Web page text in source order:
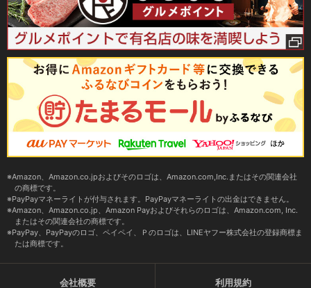
Amazon、Amazon.co.jpおよびそのロゴは、Amazon.com,Inc.またはその関連会社
の商標です。
PayPayマネーライトが付与されます。PayPayマネーライトの出金はできません。
Amazon、Amazon.co.jp、Amazon Payおよびそれらのロゴは、Amazon.com, Inc.
またはその関連会社の商標です。
PayPay、PayPayのロゴ、ペイペイ、Ｐのロゴは、LINEヤフー株式会社の登録商標ま
たは商標です。
会社概要 利用規約